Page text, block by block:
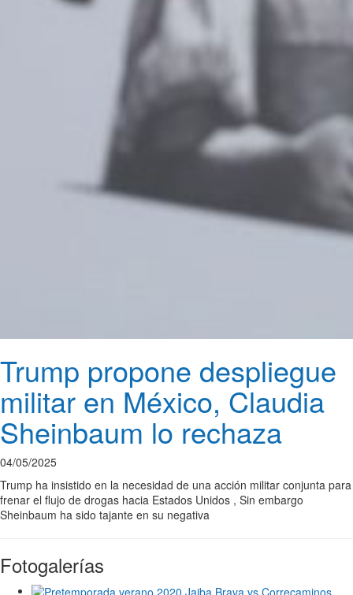
Trump propone despliegue
militar en México, Claudia
Sheinbaum lo rechaza
04/05/2025
Trump ha insistido en la necesidad de una acción militar conjunta para
frenar el flujo de drogas hacia Estados Unidos , Sin embargo
Sheinbaum ha sido tajante en su negativa
Fotogalerías